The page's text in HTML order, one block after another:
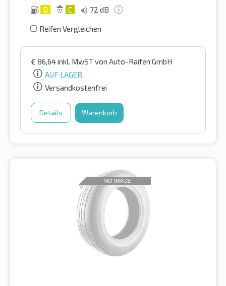
D C 72 dB
Reifen Vergleichen
€ 86,64inkl. MwSTvon Auto-Raifen GmbH
AUF LAGER
Versandkostenfrei
Details Warenkorb